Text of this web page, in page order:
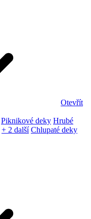
Otevřít
Piknikové deky Hrubé
+ 2 další Chlupaté deky